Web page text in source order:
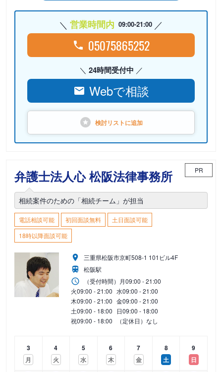
営業時間内 09:00-21:00
05075865252
24時間受付中
Webで相談
検討リストに追加
弁護士法人心 松阪法律事務所 PR
相続案件のための「相続チーム」が担当
電話相談可能 初回面談無料
土日面談可能
18時以降面談可能
三重県松阪市京町508-1 101ビル4F
松阪駅
（受付時間） 月09:00 - 21:00
火09:00 - 21:00 水09:00 - 21:00
木09:00 - 21:00 金09:00 - 21:00
土09:00 - 18:00 日09:00 - 18:00
祝09:00 - 18:00 （定休日）なし
3
月
4
火
5
水
6
木
7
金
8
土
9
日